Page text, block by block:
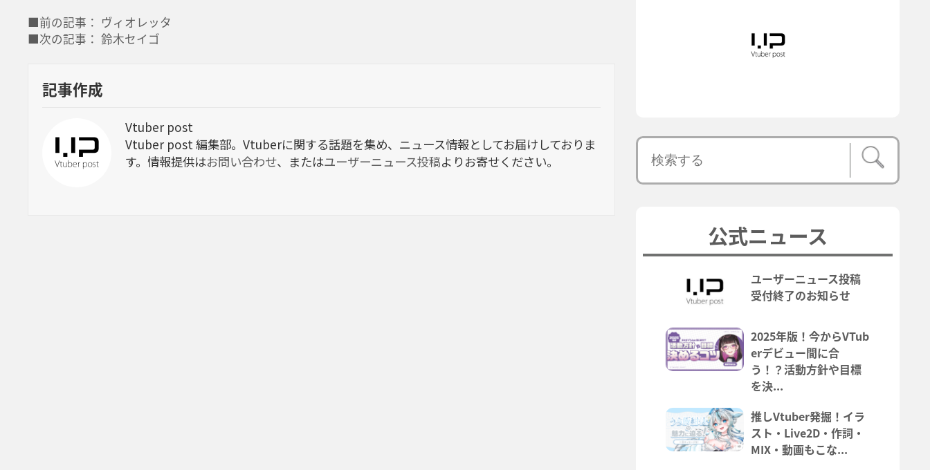
■前の記事： ヴィオレッタ
■次の記事： 鈴木セイゴ
記事作成
Vtuber post
Vtuber post 編集部。Vtuberに関する話題を集め、ニュース情報としてお届けしておりま
す。情報提供はお問い合わせ、またはユーザーニュース投稿よりお寄せください。
公式ニュース
ユーザーニュース投稿
受付終了のお知らせ
2025年版！今からVTub
erデビュー間に合
う！？活動方針や目標
を決...
推しVtuber発掘！イラ
スト・Live2D・作詞・
MIX・動画もこな...